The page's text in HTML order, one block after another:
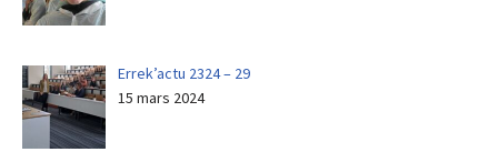
Errek’actu 2324 – 29
15 mars 2024